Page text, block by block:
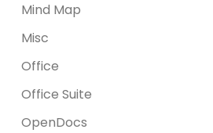
Mind Map
Misc
Office
Office Suite
OpenDocs